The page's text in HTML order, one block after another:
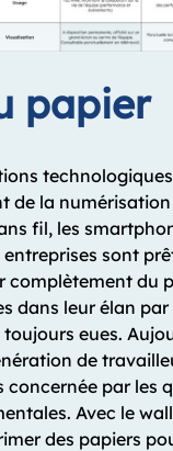
papier
de la numérisation
fil, les
sont
complètement du
dans leur élan
toujours eues.
de
concernée par les
Avec le
des papiers